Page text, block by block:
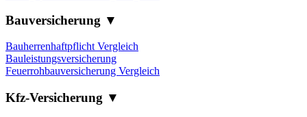
Bauversicherung ▼
Bauherrenhaftpflicht Vergleich
Bauleistungsversicherung
Feuerrohbauversicherung Vergleich
Kfz-Versicherung ▼